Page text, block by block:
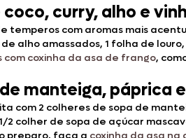
curry, alho e
temperos com aromas mais
alho amassados, 1 folha de
com coxinha da asa de frango,
manteiga, páprica
com 2 colheres de sopa de
colher de sopa de açúcar